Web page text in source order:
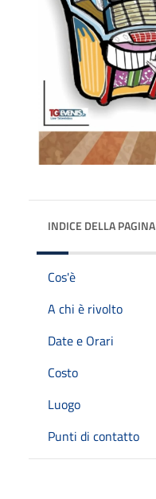
INDICE DELLA PAGINA
Cos'è
A chi è rivolto
Date e Orari
Costo
Luogo
Punti di contatto